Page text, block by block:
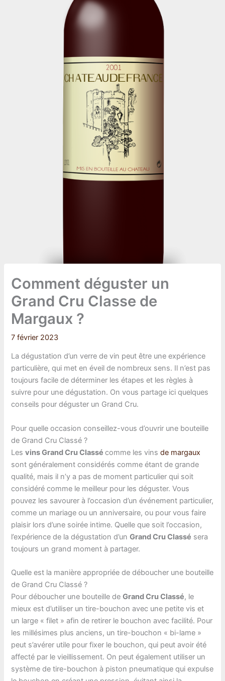
Comment déguster un
Grand Cru Classe de
Margaux ?
7 février 2023
La dégustation d’un verre de vin peut être une expérience
particulière, qui met en éveil de nombreux sens. Il n’est pas
toujours facile de déterminer les étapes et les règles à
suivre pour une dégustation. On vous partage ici quelques
conseils pour déguster un Grand Cru.
Pour quelle occasion conseillez-vous d’ouvrir une bouteille
de Grand Cru Classé ?
Lesvins Grand Cru Classécomme les vinsde margaux
sont généralement considérés comme étant de grande
qualité, mais il n’y a pas de moment particulier qui soit
considéré comme le meilleur pour les déguster. Vous
pouvez les savourer à l’occasion d’un événement particulier,
comme un mariage ou un anniversaire, ou pour vous faire
plaisir lors d’une soirée intime. Quelle que soit l’occasion,
l’expérience de la dégustation d’unGrand Cru Classé sera
toujours un grand moment à partager.
Quelle est la manière appropriée de déboucher une bouteille
de Grand Cru Classé ?
Pour déboucher une bouteille deGrand Cru Classé, le
mieux est d’utiliser un tire-bouchon avec une petite vis et
un large « filet » afin de retirer le bouchon avec facilité. Pour
les millésimes plus anciens, un tire-bouchon « bi-lame »
peut s’avérer utile pour fixer le bouchon, qui peut avoir été
affecté par le vieillissement. On peut également utiliser un
système de tire-bouchon à piston pneumatique qui expulse